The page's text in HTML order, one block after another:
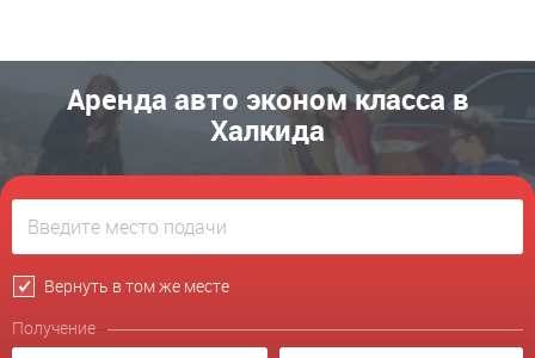
Аренда авто эконом класса в
Халкида
Вернуть в том же месте
Получение